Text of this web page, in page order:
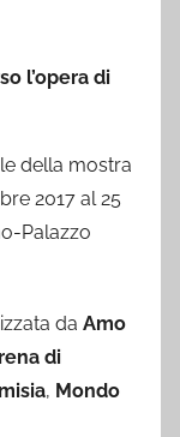
l’opera di
della mostra
2017 al 25
Palazzo
da Amo
di
, Mondo